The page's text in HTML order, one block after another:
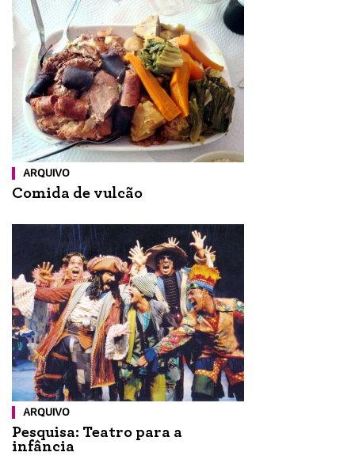
ARQUIVO
Comida de vulcão
ARQUIVO
Pesquisa: Teatro para a
infância